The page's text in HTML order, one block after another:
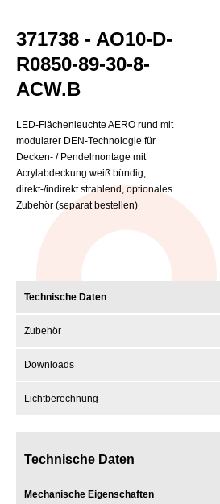
371738 - AO10-D-
R0850-89-30-8-
ACW.B
LED-Flächenleuchte AERO rund mit
modularer DEN-Technologie für
Decken- / Pendelmontage mit
Acrylabdeckung weiß bündig,
direkt-/indirekt strahlend, optionales
Zubehör (separat bestellen)
Technische Daten
Zubehör
Downloads
Lichtberechnung
Technische Daten
Mechanische Eigenschaften